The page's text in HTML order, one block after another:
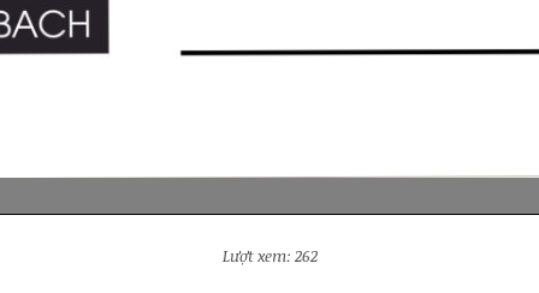
Lượt xem: 262